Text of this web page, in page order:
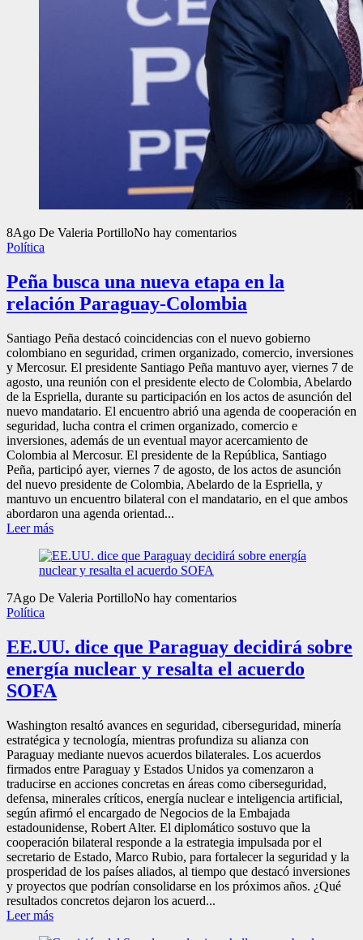
8Ago De Valeria PortilloNo hay comentarios
Política
Peña busca una nueva etapa en la
relación Paraguay-Colombia
Santiago Peña destacó coincidencias con el nuevo gobierno
colombiano en seguridad, crimen organizado, comercio, inversiones
y Mercosur. El presidente Santiago Peña mantuvo ayer, viernes 7 de
agosto, una reunión con el presidente electo de Colombia, Abelardo
de la Espriella, durante su participación en los actos de asunción del
nuevo mandatario. El encuentro abrió una agenda de cooperación en
seguridad, lucha contra el crimen organizado, comercio e
inversiones, además de un eventual mayor acercamiento de
Colombia al Mercosur. El presidente de la República, Santiago
Peña, participó ayer, viernes 7 de agosto, de los actos de asunción
del nuevo presidente de Colombia, Abelardo de la Espriella, y
mantuvo un encuentro bilateral con el mandatario, en el que ambos
abordaron una agenda orientad...
Leer más
7Ago De Valeria PortilloNo hay comentarios
Política
EE.UU. dice que Paraguay decidirá sobre
energía nuclear y resalta el acuerdo
SOFA
Washington resaltó avances en seguridad, ciberseguridad, minería
estratégica y tecnología, mientras profundiza su alianza con
Paraguay mediante nuevos acuerdos bilaterales. Los acuerdos
firmados entre Paraguay y Estados Unidos ya comenzaron a
traducirse en acciones concretas en áreas como ciberseguridad,
defensa, minerales críticos, energía nuclear e inteligencia artificial,
según afirmó el encargado de Negocios de la Embajada
estadounidense, Robert Alter. El diplomático sostuvo que la
cooperación bilateral responde a la estrategia impulsada por el
secretario de Estado, Marco Rubio, para fortalecer la seguridad y la
prosperidad de los países aliados, al tiempo que destacó inversiones
y proyectos que podrían consolidarse en los próximos años. ¿Qué
resultados concretos dejaron los acuerd...
Leer más